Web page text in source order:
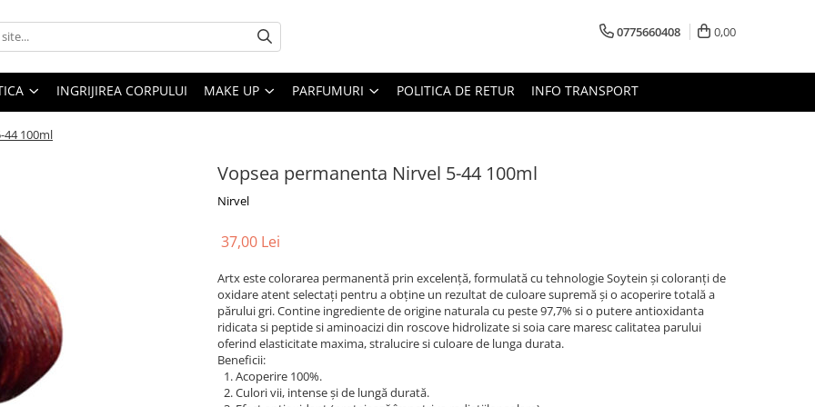
0775660408 0,00
INGRIJIREA CORPULUI MAKE UP PARFUMURI POLITICA DE RETUR INFO TRANSPORT
100ml
Vopsea permanenta Nirvel 5-44 100ml
Nirvel
37,00 Lei
Artx este colorarea permanentă prin excelență, formulată cu tehnologie Soytein și coloranți de
oxidare atent selectați pentru a obține un rezultat de culoare supremă și o acoperire totală a
părului gri. Contine ingrediente de origine naturala cu peste 97,7% si o putere antioxidanta
ridicata si peptide si aminoacizi din roscove hidrolizate si soia care maresc calitatea parului
oferind elasticitate maxima, stralucire si culoare de lunga durata.
Beneficii:
Acoperire 100%.
Culori vii, intense și de lungă durată.